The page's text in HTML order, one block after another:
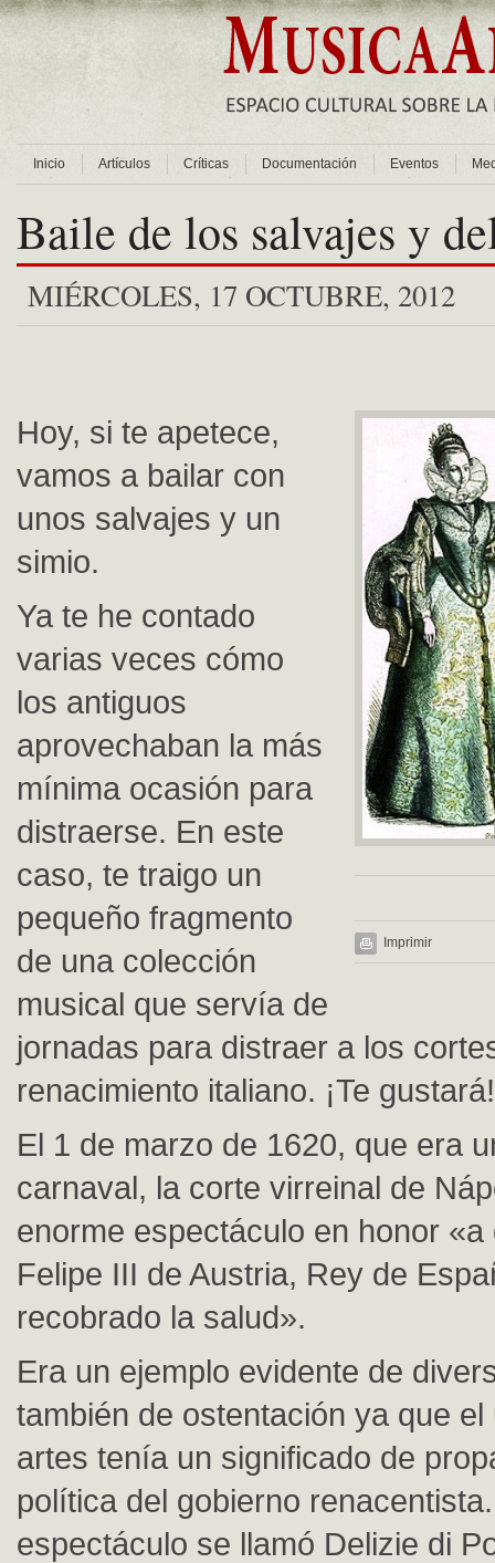
Inicio Artículos Críticas Documentación Eventos
Baile de los salvajes y
MIÉRCOLES, 17 OCTUBRE, 2012
Imprimir
Hoy, si te apetece,
vamos a bailar con
unos salvajes y un
simio.
Ya te he contado
varias veces cómo
los antiguos
aprovechaban la más
mínima ocasión para
distraerse. En este
caso, te traigo un
pequeño fragmento
de una colección
musical que servía de
jornadas para distraer a los
renacimiento italiano. ¡Te gustará!
El 1 de marzo de 1620, que era
carnaval, la corte virreinal de
enorme espectáculo en honor «a
Felipe III de Austria, Rey de
recobrado la salud».
Era un ejemplo evidente de
también de ostentación ya que el
artes tenía un significado de
política del gobierno
espectáculo se llamó Delizie di